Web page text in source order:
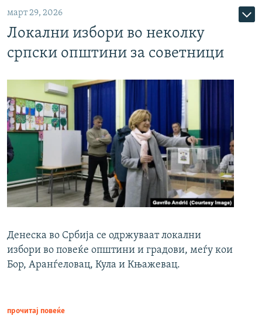
март 29, 2026
Локални избори во неколку
српски општини за советници
Денеска во Србија се одржуваат локални
избори во повеќе општини и градови, меѓу кои
Бор, Аранѓеловац, Кула и Књажевац.
прочитај повеќе